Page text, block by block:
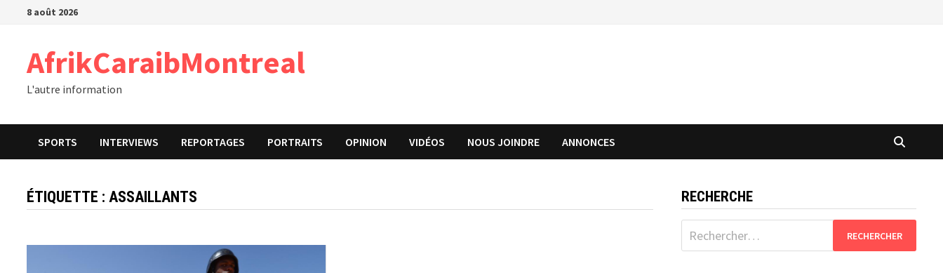
Passer8 août 2026
AfrikCaraibMontreal
L'autre information
SPORTS INTERVIEWS REPORTAGES PORTRAITS OPINION VIDÉOS NOUS JOINDRE ANNONCES
ÉTIQUETTE :ASSAILLANTS RECHERCHE
Rechercher :